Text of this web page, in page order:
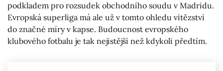
podkladem pro rozsudek obchodního soudu v Madridu.
Evropská superliga má ale už v tomto ohledu vítězství
do značné míry v kapse. Budoucnost evropského
klubového fotbalu je tak nejistější než kdykoli předtím.